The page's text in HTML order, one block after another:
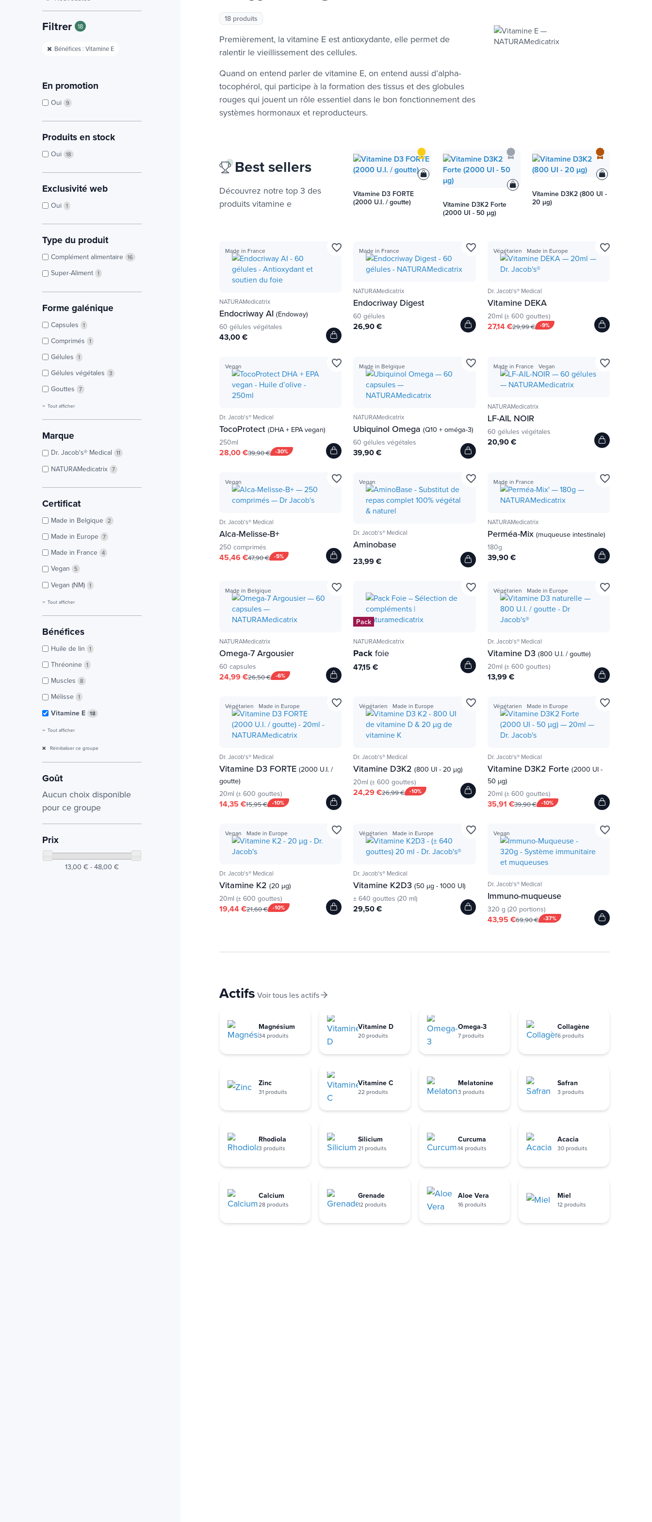
Filtrer 18
Bénéfices : Vitamine E
En promotion
Oui 9
Produits en stock
Oui 18
Exclusivité web
Oui 1
Type du produit
Complément alimentaire 16
Super-Aliment 1
Forme galénique
Capsules 1
Comprimés 1
Gélules 1
Gélules végétales 3
Gouttes 7
Tout afficher
Marque
Dr. Jacob's® Medical 11
NATURAMedicatrix 7
Certificat
Made in Belgique 2
Made in Europe 7
Made in France 4
Vegan 5
Vegan (NM) 1
Tout afficher
Bénéfices
Huile de lin 1
Thréonine 1
Muscles 8
Mélisse 1
Vitamine E 18
Tout afficher
Réinitialiser ce groupe
Goût
Aucun choix disponible
pour ce groupe
Prix
13,00 € - 48,00 €
18 produits
Premièrement, la vitamine E est antioxydante, elle permet de
ralentir le vieillissement des cellules.
Quand on entend parler de vitamine E, on entend aussi d’alpha-
tocophérol, qui participe à la formation des tissus et des globules
rouges qui jouent un rôle essentiel dans le bon fonctionnement des
systèmes hormonaux et reproducteurs.
Best sellers
Découvrez notre top 3 des
produits vitamine e
Vitamine D3 FORTE
(2000 U.I. / goutte)
Vitamine D3K2 Forte
(2000 UI - 50 µg)
Vitamine D3K2 (800 UI -
20 µg)
Made in France
NATURAMedicatrix
Endocriway AI (Endoway)
60 gélules végétales
43,00 €
favorite_border Made in France
NATURAMedicatrix
Endocriway Digest
60 gélules
26,90 €
favorite_border Végétarien Made in Europe
Dr. Jacob's® Medical
Vitamine DEKA
20ml (± 600 gouttes)
-9%
27,14 €29,99 €
favorite_border
Vegan
Dr. Jacob's® Medical
TocoProtect (DHA + EPA vegan)
250ml
-30%
28,00 €39,90 €
favorite_border Made in Belgique
NATURAMedicatrix
Ubiquinol Omega(Q10 + oméga-3)
60 gélules végétales
39,90 €
favorite_border Made in France Vegan
NATURAMedicatrix
LF-AIL NOIR
60 gélules végétales
20,90 €
favorite_border
Vegan
Dr. Jacob's® Medical
Alca-Melisse-B+
250 comprimés
-5%
45,46 €47,90 €
favorite_border Vegan
Dr. Jacob's® Medical
Aminobase
23,99 €
favorite_border Made in France
NATURAMedicatrix
Perméa-Mix (muqueuse intestinale)
180g
39,90 €
favorite_border
Made in Belgique
NATURAMedicatrix
Omega-7 Argousier
60 capsules
-6%
24,99 €26,50 €
favorite_border
Pack
NATURAMedicatrix
Pack foie
47,15 €
favorite_border Végétarien Made in Europe
Dr. Jacob's® Medical
Vitamine D3 (800 U.I. / goutte)
20ml (± 600 gouttes)
13,99 €
favorite_border
Végétarien Made in Europe
Dr. Jacob's® Medical
Vitamine D3 FORTE (2000 U.I. /
goutte)
20ml (± 600 gouttes)
-10%
14,35 €15,95 €
favorite_border Végétarien Made in Europe
Dr. Jacob's® Medical
Vitamine D3K2(800 UI - 20 µg)
20ml (± 600 gouttes)
-10%
24,29 €26,99 €
favorite_border Végétarien Made in Europe
Dr. Jacob's® Medical
Vitamine D3K2 Forte (2000 UI -
50 µg)
20ml (± 600 gouttes)
-10%
35,91 €39,90 €
favorite_border
Vegan Made in Europe
Dr. Jacob's® Medical
Vitamine K2 (20 µg)
20ml (± 600 gouttes)
-10%
19,44 €21,60 €
favorite_border Végétarien Made in Europe
Dr. Jacob's® Medical
Vitamine K2D3(50 µg - 1000 UI)
± 640 gouttes (20 ml)
29,50 €
favorite_border Vegan
Dr. Jacob's® Medical
Immuno-muqueuse
320 g (20 portions)
-37%
43,95 €69,90 €
favorite_border
Actifs Voir tous les actifs
Magnésium
34 produits
Vitamine D
20 produits
Omega-3
7 produits
Collagène
6 produits
Zinc
31 produits
Vitamine C
22 produits
Melatonine
3 produits
Safran
3 produits
Rhodiola
3 produits
Silicium
21 produits
Curcuma
14 produits
Acacia
30 produits
Calcium
28 produits
Grenade
12 produits
Aloe Vera
16 produits
Miel
12 produits